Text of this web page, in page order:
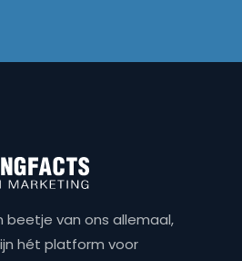
beetje van ons allemaal,
hét platform voor